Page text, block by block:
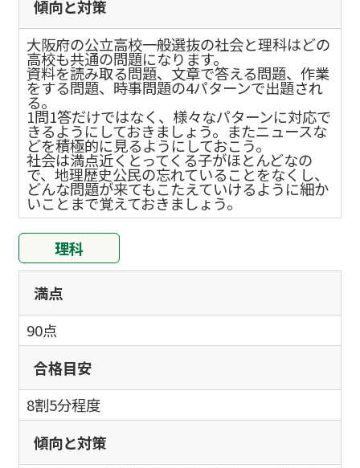
傾向と対策
大阪府の公立高校一般選抜の社会と理科はどの
高校も共通の問題になります。
資料を読み取る問題、文章で答える問題、作業
をする問題、時事問題の4パターンで出題され
る。
1問1答だけではなく、様々なパターンに対応で
きるようにしておきましょう。またニュースな
どを積極的に見るようにしておこう。
社会は満点近くとってくる子がほとんどなの
で、地理歴史公民の忘れていることをなくし、
どんな問題が来てもこたえていけるように細か
いことまで覚えておきましょう。
理科
満点
90点
合格目安
8割5分程度
傾向と対策